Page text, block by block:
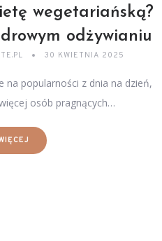
wegetariańską?
odżywianiu
30 KWIETNIA 2025
na popularności z dnia na dzień,
osób pragnących…